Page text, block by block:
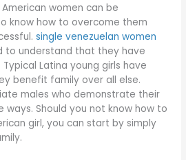
women can be
know how to overcome them
single venezuelan women
to understand that they have
Latina young girls have
benefit family over all else.
males who demonstrate their
Should you not know how to
girl, you can start by simply